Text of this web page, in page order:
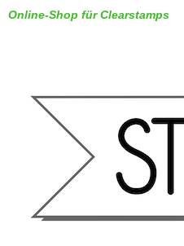
Online-Shop für Clearstamps